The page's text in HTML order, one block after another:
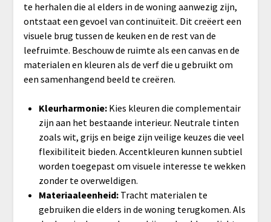
te herhalen die al elders in de woning aanwezig zijn,
ontstaat een gevoel van continuïteit. Dit creëert een
visuele brug tussen de keuken en de rest van de
leefruimte. Beschouw de ruimte als een canvas en de
materialen en kleuren als de verf die u gebruikt om
een samenhangend beeld te creëren.
Kleurharmonie:Kies kleuren die complementair
zijn aan het bestaande interieur. Neutrale tinten
zoals wit, grijs en beige zijn veilige keuzes die veel
flexibiliteit bieden. Accentkleuren kunnen subtiel
worden toegepast om visuele interesse te wekken
zonder te overweldigen.
Materiaaleenheid:Tracht materialen te
gebruiken die elders in de woning terugkomen. Als